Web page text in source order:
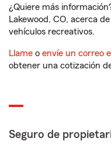
¿Quiere más
Lakewood, CO, acerca
vehículos recreativos.
Llame o envíe un correo
obtener una cotización
Seguro de